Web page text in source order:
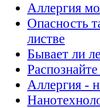
Аллергия
Опасность
листве
Бывает ли
Аллергия -